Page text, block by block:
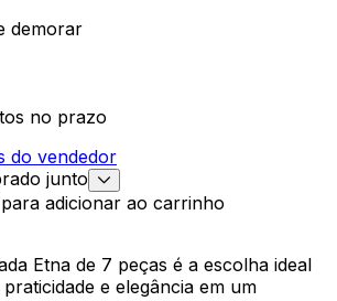
demorar
no prazo
do vendedor
junto
adicionar ao carrinho
Etna de 7 peças é a escolha ideal
e elegância em um